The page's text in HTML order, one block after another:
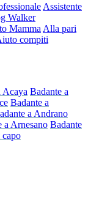
Assistente
Walker
Mamma Alla pari
compiti
Acaya Badante a
Badante a
a Andrano
a Arnesano Badante
capo